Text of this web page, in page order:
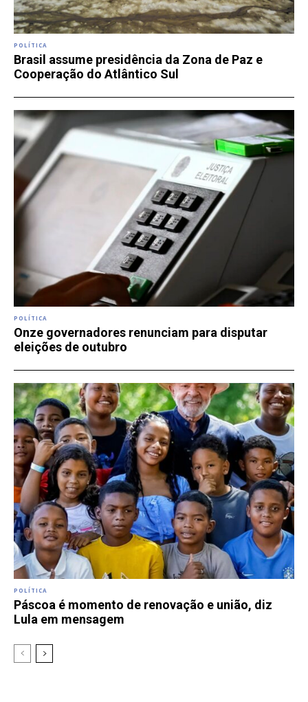
POLÍTICA
Brasil assume presidência da Zona de Paz e
Cooperação do Atlântico Sul
POLÍTICA
Onze governadores renunciam para disputar
eleições de outubro
POLÍTICA
Páscoa é momento de renovação e união, diz
Lula em mensagem